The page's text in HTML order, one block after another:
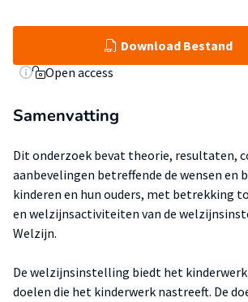
Download Bestand
Open access
Samenvatting
Dit onderzoek bevat theorie, resultaten,
aanbevelingen betreffende de wensen en
kinderen en hun ouders, met betrekking
en welzijnsactiviteiten van de
Welzijn.
De welzijnsinstelling biedt het
doelen die het kinderwerk nastreeft. De